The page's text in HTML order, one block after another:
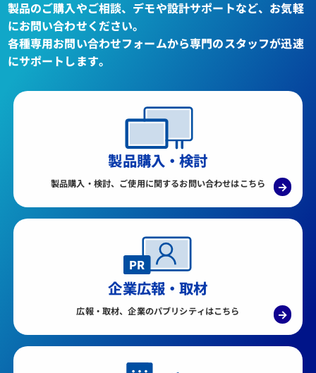
製品のご購入やご相談、デモや設計サポートなど、お気軽
にお問い合わせください。
各種専用お問い合わせフォームから専門のスタッフが迅速
にサポートします。
製品購入・検討
製品購入・検討、ご使用に関するお問い合わせはこちら →
企業広報・取材
広報・取材、企業のパブリシティはこちら →